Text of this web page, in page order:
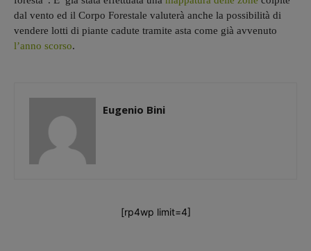
dal vento ed il Corpo Forestale valuterà anche la possibilità di
vendere lotti di piante cadute tramite asta come già avvenuto
l’anno scorso.
Eugenio Bini
[rp4wp limit=4]